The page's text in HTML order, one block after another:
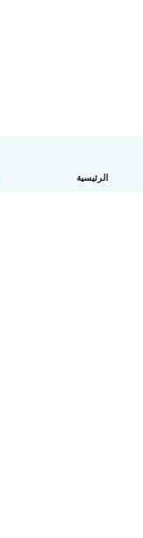
الرئيسية